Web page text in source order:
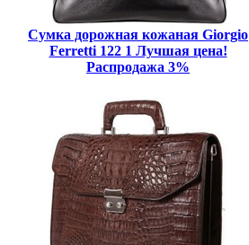
Сумка дорожная кожаная Giorgio
Ferretti 122 1 Лучшая цена!
Распродажа 3%